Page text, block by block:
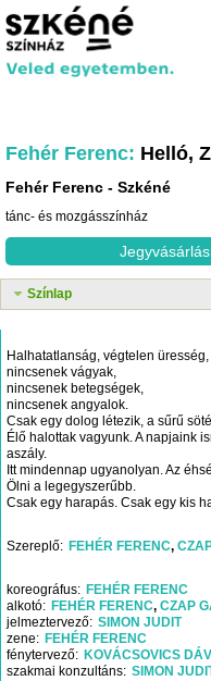
Fehér Ferenc Helló,
Fehér Ferenc Szkéné
tánc- és mozgásszínház
Jegyvásárlás
Színlap
Halhatatlanság, végtelen
nincsenek vágyak,
nincsenek betegségek,
nincsenek angyalok.
Csak egy dolog létezik, a sűrű
Élő halottak vagyunk. A napjaink
aszály.
Itt mindennap ugyanolyan. Az
Ölni a legegyszerűbb.
Csak egy harapás. Csak egy kis
Szereplő FEHÉR FERENC
koreográfus
FEHÉR FERENC
alkotó
FEHÉR FERENC CZAP
jelmeztervező SIMON JUDIT
zene
FEHÉR FERENC
fénytervező
KOVÁCSOVICS
szakmai konzultáns SIMON